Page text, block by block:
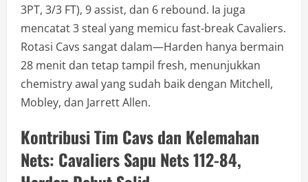
3PT, 3/3 FT), 9 assist, dan 6 rebound. Ia juga
mencatat 3 steal yang memicu fast-break Cavaliers.
Rotasi Cavs sangat dalam—Harden hanya bermain
28 menit dan tetap tampil fresh, menunjukkan
chemistry awal yang sudah baik dengan Mitchell,
Mobley, dan Jarrett Allen.
Kontribusi Tim Cavs dan Kelemahan
Nets: Cavaliers Sapu Nets 112-84,